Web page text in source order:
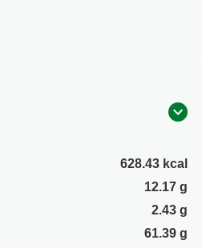
628.43 kcal
12.17 g
2.43 g
61.39 g